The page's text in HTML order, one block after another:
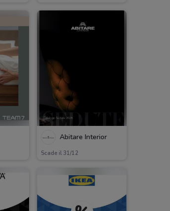
Abitare Interior
Scade il 31/12